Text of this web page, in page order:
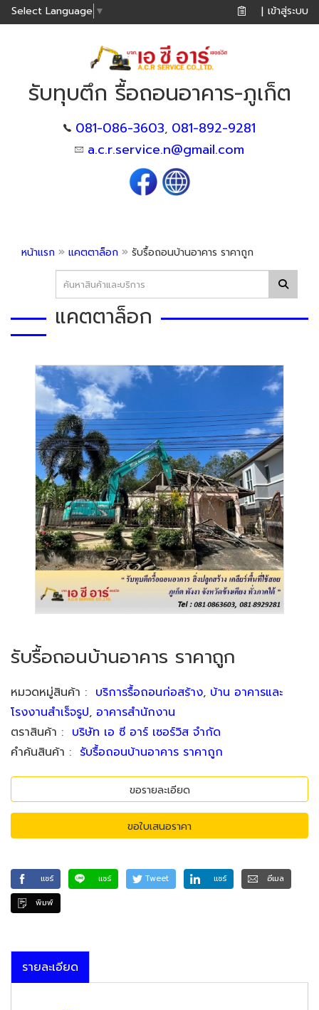
Select Language ▼ | เข้าสู่ระบบ
รับทุบตึก รื้อถอนอาคาร-ภูเก็ต
081-086-3603, 081-892-9281
a.c.r.service.n@gmail.com
หน้าแรก » แคตตาล็อก » รับรื้อถอนบ้านอาคาร ราคาถูก
แคตตาล็อก
รับรื้อถอนบ้านอาคาร ราคาถูก
หมวดหมู่สินค้า : บริการรื้อถอนก่อสร้าง, บ้าน อาคารและ
โรงงานสำเร็จรูป, อาคารสำนักงาน
ตราสินค้า : บริษัท เอ ซี อาร์ เซอร์วิส จำกัด
คำค้นสินค้า : รับรื้อถอนบ้านอาคาร ราคาถูก
ขอรายละเอียด
ขอใบเสนอราคา
แชร์ แชร์ Tweet แชร์
อีเมล
พิมพ์
รายละเอียด